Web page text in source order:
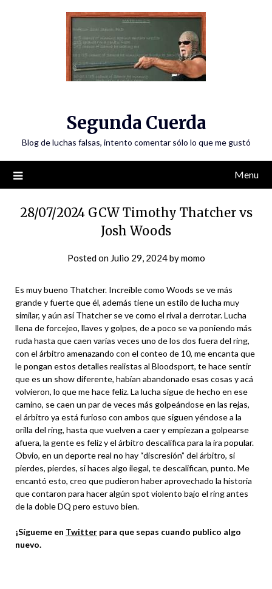
Segunda Cuerda
Blog de luchas falsas, intento comentar sólo lo que me gustó
Menu
28/07/2024 GCW Timothy Thatcher vs
Josh Woods
Posted on Julio 29, 2024bymomo
Es muy bueno Thatcher. Increíble como Woods se ve más
grande y fuerte que él, además tiene un estilo de lucha muy
similar, y aún así Thatcher se ve como el rival a derrotar. Lucha
llena de forcejeo, llaves y golpes, de a poco se va poniendo más
ruda hasta que caen varias veces uno de los dos fuera del ring,
con el árbitro amenazando con el conteo de 10, me encanta que
le pongan estos detalles realistas al Bloodsport, te hace sentir
que es un show diferente, habían abandonado esas cosas y acá
volvieron, lo que me hace feliz. La lucha sigue de hecho en ese
camino, se caen un par de veces más golpeándose en las rejas,
el árbitro ya está furioso con ambos que siguen yéndose a la
orilla del ring, hasta que vuelven a caer y empiezan a golpearse
afuera, la gente es feliz y el árbitro descalifica para la ira popular.
Obvio, en un deporte real no hay “discresión” del árbitro, si
pierdes, pierdes, si haces algo ilegal, te descalifican, punto. Me
encantó esto, creo que pudieron haber aprovechado la historia
que contaron para hacer algún spot violento bajo el ring antes
de la doble DQ pero estuvo bien.
¡Sígueme en Twitter para que sepas cuando publico algo
nuevo.